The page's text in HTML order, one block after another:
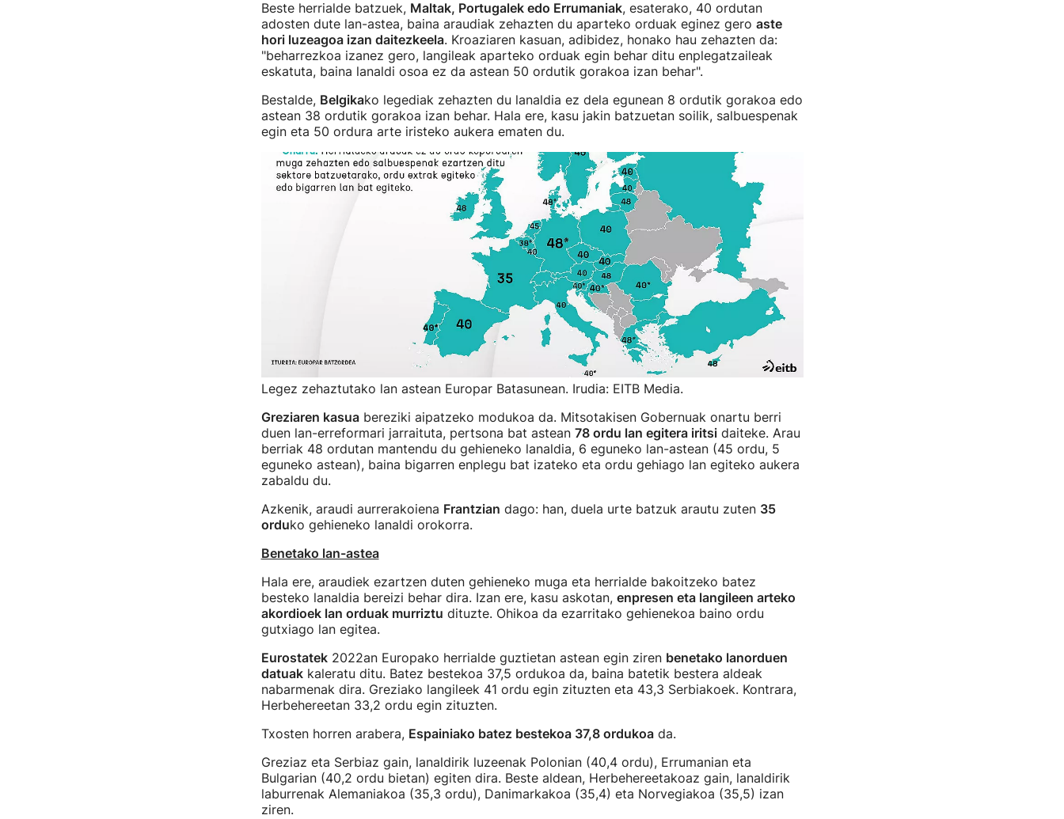
Beste herrialde batzuek, Maltak, Portugalek edo Errumaniak, esaterako, 40 ordutan
adosten dute lan-astea, baina araudiak zehazten du aparteko orduak eginez gero aste
hori luzeagoa izan daitezkeela. Kroaziaren kasuan, adibidez, honako hau zehazten da:
"beharrezkoa izanez gero, langileak aparteko orduak egin behar ditu enplegatzaileak
eskatuta, baina lanaldi osoa ez da astean 50 ordutik gorakoa izan behar".
Bestalde, Belgikako legediak zehazten du lanaldia ez dela egunean 8 ordutik gorakoa edo
astean 38 ordutik gorakoa izan behar. Hala ere, kasu jakin batzuetan soilik, salbuespenak
egin eta 50 ordura arte iristeko aukera ematen du.
Legez zehaztutako lan astean Europar Batasunean. Irudia: EITB Media.
Greziaren kasuabereziki aipatzeko modukoa da. Mitsotakisen Gobernuak onartu berri
duen lan-erreformari jarraituta, pertsona bat astean 78 ordu lan egitera iritsidaiteke. Arau
berriak 48 ordutan mantendu du gehieneko lanaldia, 6 eguneko lan-astean (45 ordu, 5
eguneko astean), baina bigarren enplegu bat izateko eta ordu gehiago lan egiteko aukera
zabaldu du.
Azkenik, araudi aurrerakoiena Frantzian dago: han, duela urte batzuk arautu zuten 35
orduko gehieneko lanaldi orokorra.
Benetako lan-astea
Hala ere, araudiek ezartzen duten gehieneko muga eta herrialde bakoitzeko batez
besteko lanaldia bereizi behar dira. Izan ere, kasu askotan, enpresen eta langileen arteko
akordioek lan orduak murriztu dituzte. Ohikoa da ezarritako gehienekoa baino ordu
gutxiago lan egitea.
Eurostatek2022an Europako herrialde guztietan astean egin ziren benetako lanorduen
datuakkaleratu ditu. Batez bestekoa 37,5 ordukoa da, baina batetik bestera aldeak
nabarmenak dira. Greziako langileek 41 ordu egin zituzten eta 43,3 Serbiakoek. Kontrara,
Herbehereetan 33,2 ordu egin zituzten.
Txosten horren arabera, Espainiako batez bestekoa 37,8 ordukoada.
Greziaz eta Serbiaz gain, lanaldirik luzeenak Polonian (40,4 ordu), Errumanian eta
Bulgarian (40,2 ordu bietan) egiten dira. Beste aldean, Herbehereetakoaz gain, lanaldirik
laburrenak Alemaniakoa (35,3 ordu), Danimarkakoa (35,4) eta Norvegiakoa (35,5) izan
ziren.